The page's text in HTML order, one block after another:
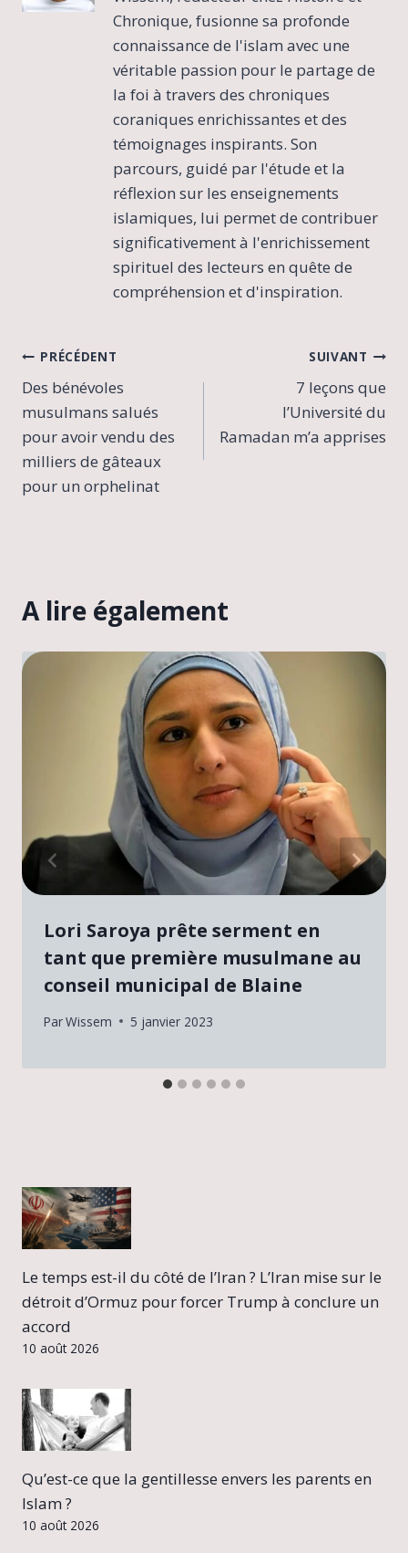
Chronique, fusionne sa profonde
connaissance de l'islam avec une
véritable passion pour le partage de
la foi à travers des chroniques
coraniques enrichissantes et des
témoignages inspirants. Son
parcours, guidé par l'étude et la
réflexion sur les enseignements
islamiques, lui permet de contribuer
significativement à l'enrichissement
spirituel des lecteurs en quête de
compréhension et d'inspiration.
Navigation
de
l’article
PRÉCÉDENT
Des bénévoles
musulmans salués
pour avoir vendu des
milliers de gâteaux
pour un orphelinat
SUIVANT
7 leçons que
l’Université du
Ramadan m’a apprises
A lire également
Lori Saroya prête serment en
tant que première musulmane au
conseil municipal de Blaine
ParWissem 5 janvier 2023
Le temps est-il du côté de l’Iran ? L’Iran mise sur le
détroit d’Ormuz pour forcer Trump à conclure un
accord
10 août 2026
Qu’est-ce que la gentillesse envers les parents en
Islam ?
10 août 2026